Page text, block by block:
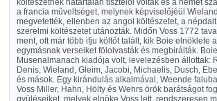
költészetnek határtalan tisztelői voltak és a német
a francia műveltséget, melynek képviselőjéül
megvetették, ellenben az angol költészetet, a
szerelmi költészetet utánozták. Midőn Voss 1772
ment, ott már több ifju költőt talált, kik Boie elnöklete
egymásnak verseiket fölolvasták és megbirálták.
Musenalmanach kiadója volt, levelezésben állottak:
Denis, Wieland, Gleim, Jacobi, Michaelis, Dusch,
és mások. Egy kirándulás alkalmával, Weende
Voss Miller, Hahn, Hölty és Wehrs örök barátságot
gyüléseiket, melyek elnöke Voss lett, rendszeresen